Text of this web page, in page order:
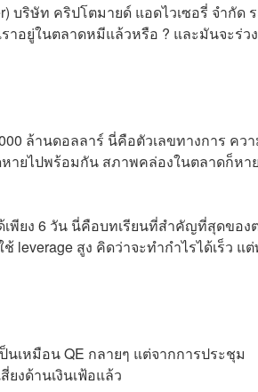
บริษัท คริปโตมายด์ แอดไวเซอรี่ จำกัด
าอยู่ในตลาดหมีแล้วหรือ ? และมันจะร่ว
ล้านดอลลาร์ นี่คือตัวเลขทางการ คว
หายไปพร้อมกัน สภาพคล่องในตลาดก็หาย
พียง 6 วัน นี่คือบทเรียนที่สำคัญที่สุดของ
สูง คิดว่าจะทำกำไรได้เร็ว แ
นเหมือน QE กลายๆ แต่จากการประชุม
ยงด้านเงินเฟ้อแล้ว